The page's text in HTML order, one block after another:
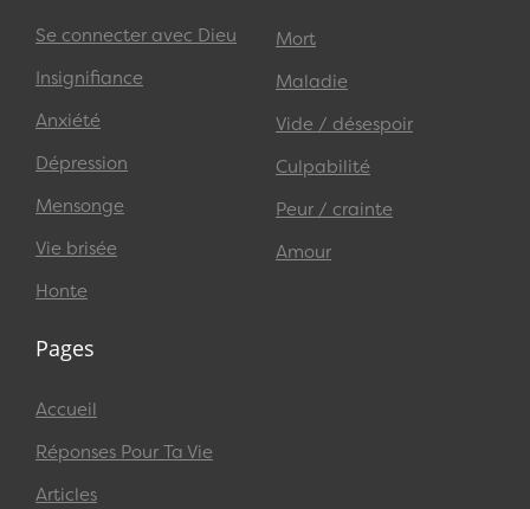
Se connecter avec Dieu
Insignifiance
Anxiété
Dépression
Mensonge
Vie brisée
Honte
Mort
Maladie
Vide / désespoir
Culpabilité
Peur / crainte
Amour
Pages
Accueil
Réponses Pour Ta Vie
Articles